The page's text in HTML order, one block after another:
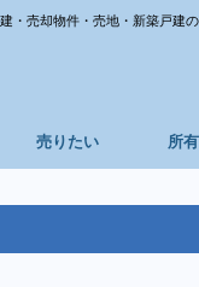
・売却物件・売地・新築戸建
売りたい 所